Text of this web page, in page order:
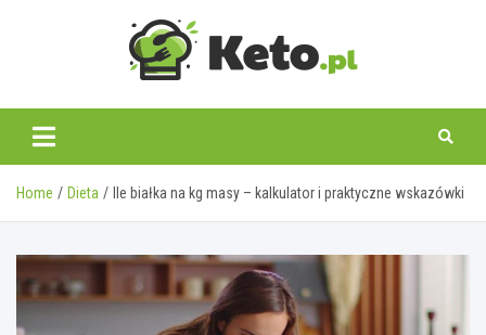
keto.pl
Home Dieta Ile białka na kg masy – kalkulator i praktyczne wskazówki